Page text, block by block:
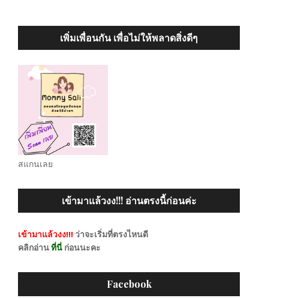
เพิ่มเพื่อนกัน เพื่อไม่ให้พลาดสิ่งดีๆ
สแกนเลย
เข้ามาแล้วงง!!! อ่านตรงนี้ก่อนค่ะ
เข้ามาแล้วงง!!!ว่าจะเริ่มที่ตรงไหนดี
คลิกอ่านที่นี่ ก่อนนะคะ
Facebook